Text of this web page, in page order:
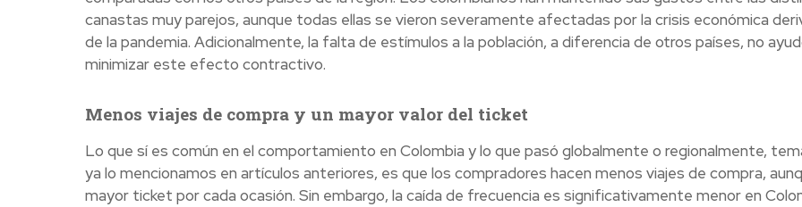
canastas muy parejos, aunque todas ellas se vieron severamente afectadas por la crisis económica
de la pandemia. Adicionalmente, la falta de estímulos a la población, a diferencia de otros países, no
minimizar este efecto contractivo.
Menos viajes de compra y un mayor valor del ticket
Lo que sí es común en el comportamiento en Colombia y lo que pasó globalmente o regionalmente,
ya lo mencionamos en artículos anteriores, es que los compradores hacen menos viajes de compra,
mayor ticket por cada ocasión. Sin embargo, la caída de frecuencia es significativamente menor en